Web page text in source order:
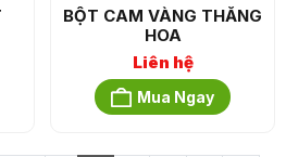
BỘT CAM VÀNG THĂNG
HOA
Liên hệ
Mua Ngay